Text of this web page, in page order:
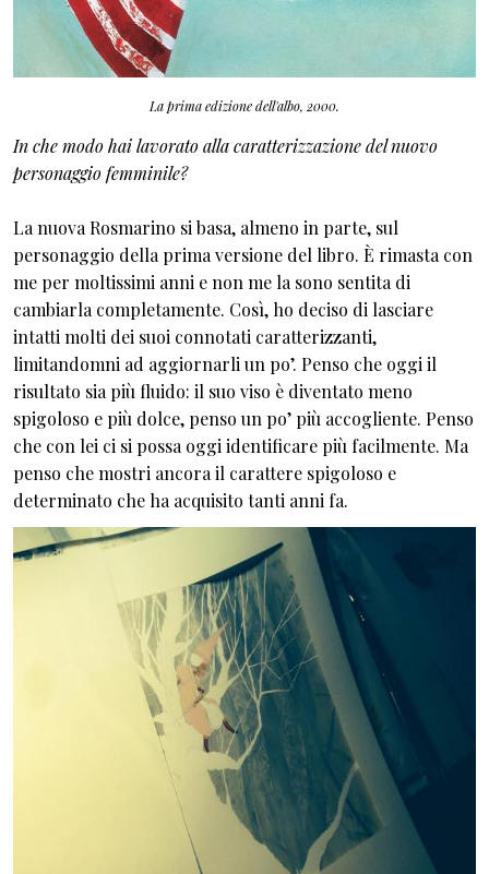
La prima edizione dell'albo, 2000.
In che modo hai lavorato alla caratterizzazione del nuovo
personaggio femminile?
La nuova Rosmarino si basa, almeno in parte, sul
personaggio della prima versione del libro. È rimasta con
me per moltissimi anni e non me la sono sentita di
cambiarla completamente. Così, ho deciso di lasciare
intatti molti dei suoi connotati caratterizzanti,
limitandomni ad aggiornarli un po’. Penso che oggi il
risultato sia più fluido: il suo viso è diventato meno
spigoloso e più dolce, penso un po’ più accogliente. Penso
che con lei ci si possa oggi identificare più facilmente. Ma
penso che mostri ancora il carattere spigoloso e
determinato che ha acquisito tanti anni fa.